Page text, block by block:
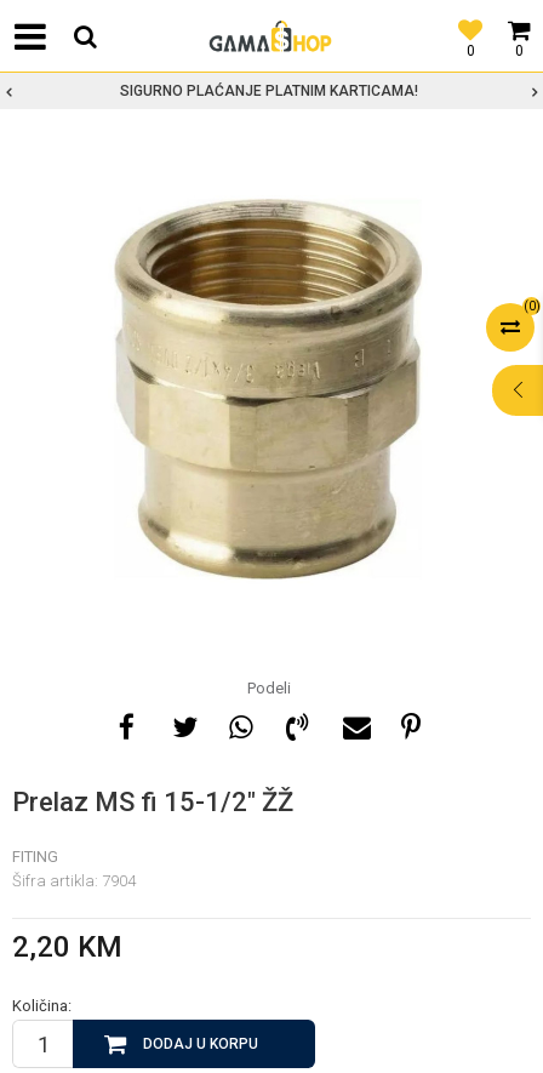
0
0
SIGURNO PLAĆANJE PLATNIM KARTICAMA!
(0)
Podeli
Prelaz MS fi 15-1/2" ŽŽ
FITING
Šifra artikla: 7904
2,20 KM
Količina:
DODAJ U KORPU
POMOĆ PRI
08 - 16h svaki dan osim
nedelje